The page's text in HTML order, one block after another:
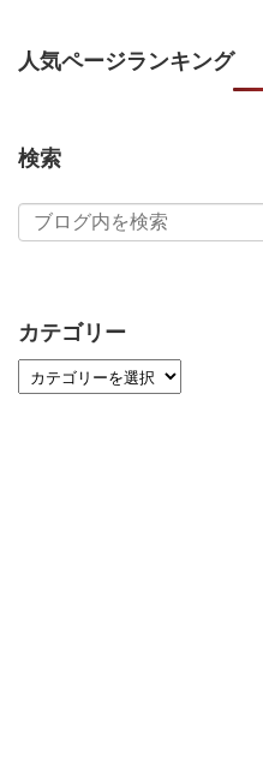
人気ページランキング
検索
カテゴリー